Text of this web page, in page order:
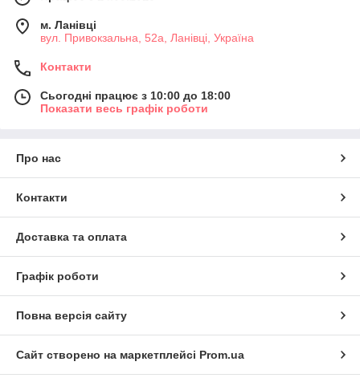
м. Ланівці
вул. Привокзальна, 52а, Ланівці, Україна
Контакти
Сьогодні працює з 10:00 до 18:00
Показати весь графік роботи
Про нас
Контакти
Доставка та оплата
Графік роботи
Повна версія сайту
Сайт створено на маркетплейсі Prom.ua